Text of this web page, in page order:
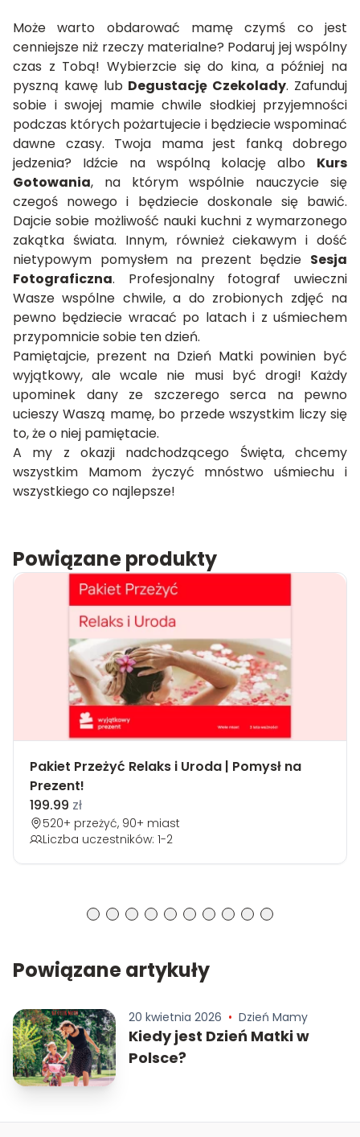
Może warto obdarować mamę czymś co jest
cenniejsze niż rzeczy materialne? Podaruj jej wspólny
czas z Tobą! Wybierzcie się do kina, a później na
pyszną kawę lub Degustację Czekolady. Zafunduj
sobie i swojej mamie chwile słodkiej przyjemności
podczas których pożartujecie i będziecie wspominać
dawne czasy. Twoja mama jest fanką dobrego
jedzenia? Idźcie na wspólną kolację albo Kurs
Gotowania, na którym wspólnie nauczycie się
czegoś nowego i będziecie doskonale się bawić.
Dajcie sobie możliwość nauki kuchni z wymarzonego
zakątka świata. Innym, również ciekawym i dość
nietypowym pomysłem na prezent będzie Sesja
Fotograficzna. Profesjonalny fotograf uwieczni
Wasze wspólne chwile, a do zrobionych zdjęć na
pewno będziecie wracać po latach i z uśmiechem
przypomnicie sobie ten dzień.
Pamiętajcie, prezent na Dzień Matkipowinien być
wyjątkowy, ale wcale nie musi być drogi! Każdy
upominek dany ze szczerego serca na pewno
ucieszy Waszą mamę, bo przede wszystkim liczy się
to, że o niej pamiętacie.
A my z okazji nadchodzącego Święta, chcemy
wszystkim Mamom życzyć mnóstwo uśmiechu i
wszystkiego co najlepsze!
Powiązane produkty
Pakiet Przeżyć Relaks i Uroda | Pomysł na
Prezent!
199.99 zł
520+ przeżyć, 90+ miast
Liczba uczestników: 1-2
Powiązane artykuły
20 kwietnia 2026 • Dzień Mamy
Kiedy jest Dzień Matki w
Polsce?